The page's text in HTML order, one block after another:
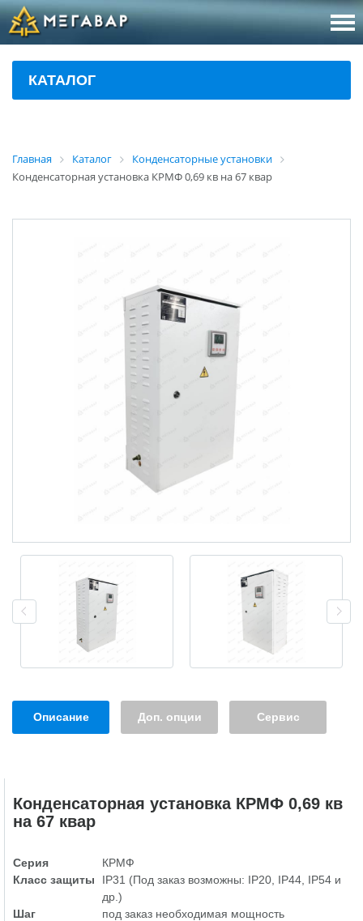
8
КАТАЛОГ
Главная Каталог
Конденсаторные установки
Конденсаторная установка КРМФ 0,69 кв на 67 квар
Описание Доп. опции Сервис
Конденсаторная установка КРМФ 0,69 кв
на 67 квар
Серия
КРМФ
Класс защиты
IP31 (Под заказ возможны: IP20, IP44, IP54 и
др.)
Шаг
под заказ необходимая мощность